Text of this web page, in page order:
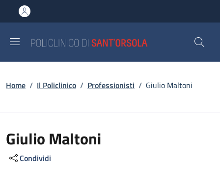
al contenuto principale
to footer content
Briciole di pane
Home / Il Policlinico / Professionisti / Giulio Maltoni
Giulio Maltoni
Condividi